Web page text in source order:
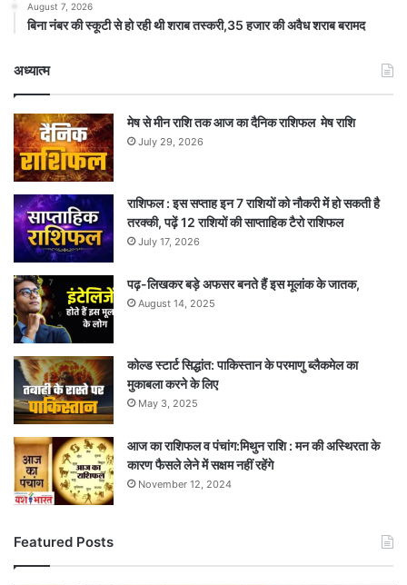
August 7, 2026
बिना नंबर की स्कूटी से हो रही थी शराब तस्करी,35 हजार की अवैध शराब बरामद
अध्यात्म
मेष से मीन राशि तक आज का दैनिक राशिफल मेष राशि
July 29, 2026
राशिफल : इस सप्ताह इन 7 राशियों को नौकरी में हो सकती है
तरक्की, पढ़ें 12 राशियों की साप्ताहिक टैरो राशिफल
July 17, 2026
पढ़-लिखकर बड़े अफसर बनते हैं इस मूलांक के जातक,
August 14, 2025
कोल्ड स्टार्ट सिद्धांत: पाकिस्तान के परमाणु ब्लैकमेल का
मुकाबला करने के लिए
May 3, 2025
आज का राशिफल व पंचांग:मिथुन राशि : मन की अस्थिरता के
कारण फैसले लेने में सक्षम नहीं रहेंगे
November 12, 2024
Featured Posts